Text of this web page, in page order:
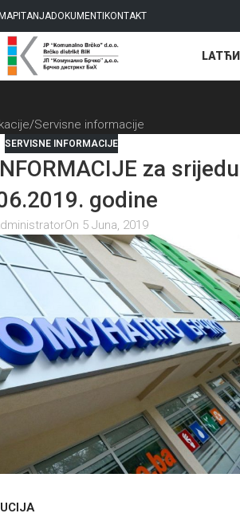
PITANJADOKUMENTI KONTAKT
LAT
Servisne informacije
SERVISNE INFORMACIJE
za srijedu
godine
On 5 Juna, 2019